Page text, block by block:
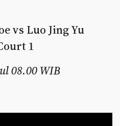
vs Luo Jing Yu
1
08.00 WIB